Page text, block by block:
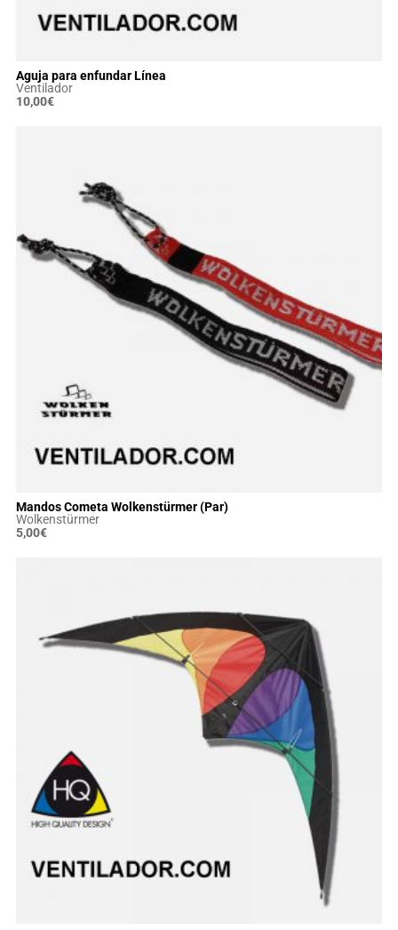
Aguja para enfundar Línea
Ventilador
10,00€
Mandos Cometa Wolkenstürmer (Par)
Wolkenstürmer
5,00€